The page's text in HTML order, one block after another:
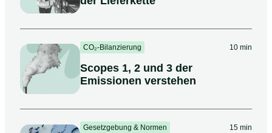
CO₂-Bilanzierung 10 min
Scopes 1, 2 und 3 der
Emissionen verstehen
Gesetzgebung & Normen 15 min